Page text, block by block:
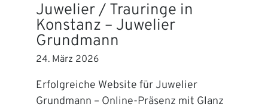
Juwelier / Trauringe in
Konstanz – Juwelier
Grundmann
24. März 2026
Erfolgreiche Website für Juwelier
Grundmann – Online-Präsenz mit Glanz